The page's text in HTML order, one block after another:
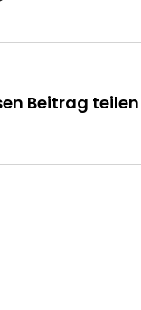
Beitrag teilen